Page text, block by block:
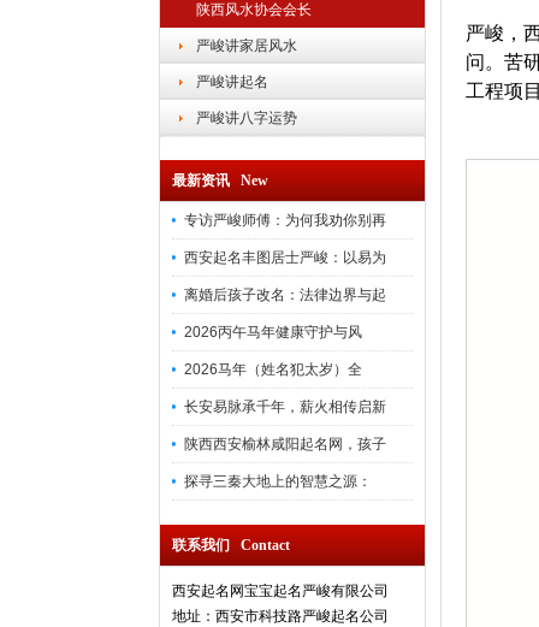
陕西风水协会会长
严峻讲家居风水
严峻讲起名
严峻讲八字运势
最新资讯 New
专访严峻师傅：为何我劝你别再
西安起名丰图居士严峻：以易为
离婚后孩子改名：法律边界与起
2026丙午马年健康守护与风
2026马年（姓名犯太岁）全
长安易脉承千年，薪火相传启新
陕西西安榆林咸阳起名网，孩子
探寻三秦大地上的智慧之源：
联系我们 Contact
西安起名网宝宝起名严峻有限公司
地址：西安市科技路严峻起名公司
严峻，
问。苦
工程项